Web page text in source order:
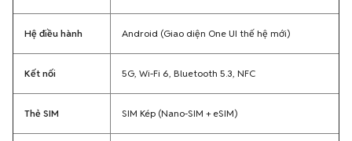
Hệ điều hành Android (Giao diện One UI thế hệ mới)
Kết nối 5G, Wi-Fi 6, Bluetooth 5.3, NFC
Thẻ SIM SIM Kép (Nano-SIM + eSIM)